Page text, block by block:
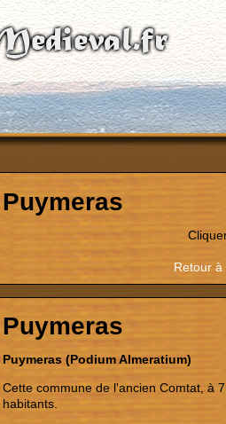
Puymeras
Retour
Puymeras
Puymeras (Podium Almeratium)
Cette commune de l'ancien Comtat, à
habitants.